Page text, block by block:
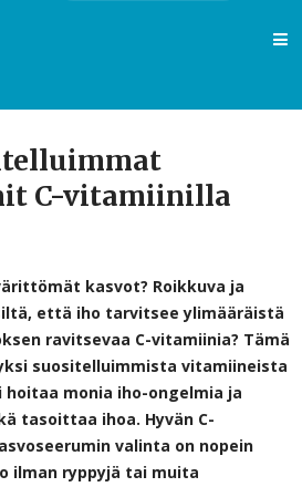
C-vitamiinilla
kasvot? Roikkuva ja
että iho tarvitsee ylimääräistä
ravitsevaa C-vitamiinia? Tämä
suositelluimmista vitamiineista
hoitaa monia iho-ongelmia ja
tasoittaa ihoa. Hyvän C-
valinta on nopein
ilman ryppyjä tai muita